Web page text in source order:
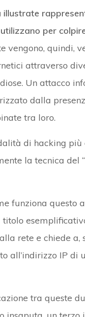
illustrate
per
vengono, quindi,
attraverso
Un attacco
dalla
tra loro.
di hacking più
la tecnica del “
funziona questo
rete e chiede a,
all’indirizzo IP di
tra queste